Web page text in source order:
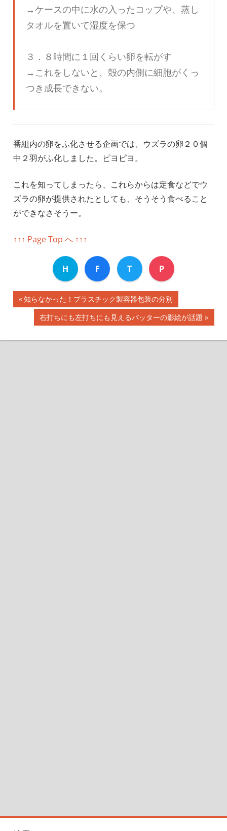
→ケースの中に水の入ったコップや、蒸し
タオルを置いて湿度を保つ
３．８時間に１回くらい卵を転がす
→これをしないと、殻の内側に細胞がくっ
つき成長できない。
番組内の卵をふ化させる企画では、ウズラの卵２０個
中２羽がふ化しました。ピヨピヨ。
これを知ってしまったら、これらからは定食などでウ
ズラの卵が提供されたとしても、そうそう食べること
ができなさそうー。
↑↑↑ Page Top へ ↑↑↑
H F T P
投
前
知らなかった！プラスチック製容器包装の分別
次
記
右打ちにも左打ちにも見えるバッターの影絵が話題